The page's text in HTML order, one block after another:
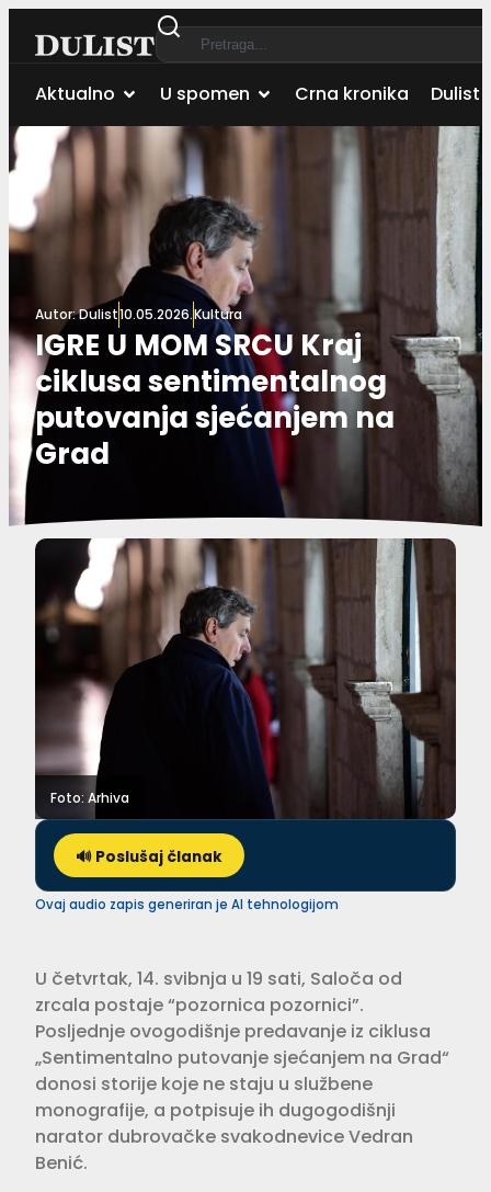
Aktualno U spomen Crna kronika Dulist
Autor:Dulist10.05.2026.Kultura
IGRE U MOM SRCU Kraj
ciklusa sentimentalnog
putovanja sjećanjem na
Grad
Foto: Arhiva
🔊 Poslušaj članak
Ovaj audio zapis generiran je AI tehnologijom
U četvrtak, 14. svibnja u 19 sati, Saloča od
zrcala postaje “pozornica pozornici”.
Posljednje ovogodišnje predavanje iz ciklusa
„Sentimentalno putovanje sjećanjem na Grad“
donosi storije koje ne staju u službene
monografije, a potpisuje ih dugogodišnji
narator dubrovačke svakodnevice Vedran
Benić.